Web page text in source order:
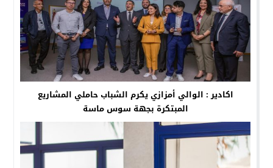
اكادير : الوالي أمزازي يكرم الشباب حاملي المشاريع
المبتكرة بجهة سوس ماسة